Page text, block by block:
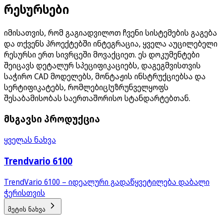
რესურსები
იმისათვის, რომ გაგიადვილოთ ჩვენი სისტემების გაგება
და თქვენს პროექტებში ინტეგრაცია, ყველა აუცილებელი
რესურსი ერთ სივრცეში მოვაქციეთ. ეს დოკუმენტები
შეიცავს დეტალურ სპეციფიკაციებს, დაგეგმვისთვის
საჭირო CAD მოდელებს, მონტაჟის ინსტრუქციებსა და
სერტიფიკატებს, რომლებიცlუზრუნველყოფს
შესაბამისობას საერთაშორისო სტანდარტებთან.
მსგავსი პროდუქცია
ყველას ნახვა
Trendvario 6100
TrendVario 6100 – იდეალური გადაწყვეტილება დაბალი
ჭერისთვის
მეტის ნახვა